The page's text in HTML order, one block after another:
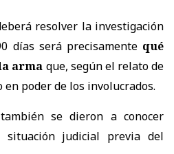
resolver la investigación
días será precisamentequé
arma que, según el relato de
poder de los involucrados.
se dieron a conocer
situación judicial previa del